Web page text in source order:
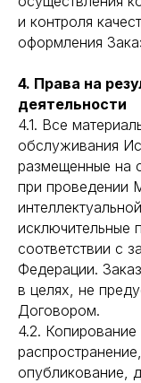
и контроля
оформления
4. Права на
деятельности
4.1. Все
обслуживания
размещенные на
при проведении
исключительные
соответствии с
Федерации.
в целях, не
Договором.
4.2.
опубликование,